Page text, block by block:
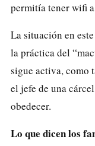
permitía tener wifi
La situación en
la práctica del
sigue activa, como
el jefe de una
obedecer.
Lo que dicen los